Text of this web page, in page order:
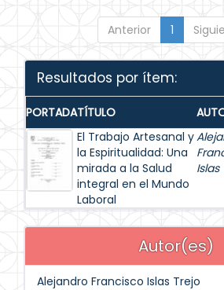
Anterior 1
Resultados por ítem:
PORTADATÍTULO
El Trabajo Artesanal y
la Espiritualidad: Una
mirada a la Salud
integral en el Mundo
Laboral
Islas
Autor(es)
Alejandro Francisco Islas Trejo